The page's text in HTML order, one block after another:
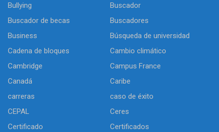
Bullying
Buscador
Buscador de becas
Buscadores
Business
Búsqueda de universidad
Cadena de bloques
Cambio climático
Cambridge
Campus France
Canadá
Caribe
carreras
caso de éxito
CEPAL
Ceres
Certificado
Certificados